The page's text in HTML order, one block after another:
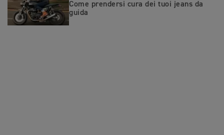
Come prendersi cura dei tuoi jeans da
guida